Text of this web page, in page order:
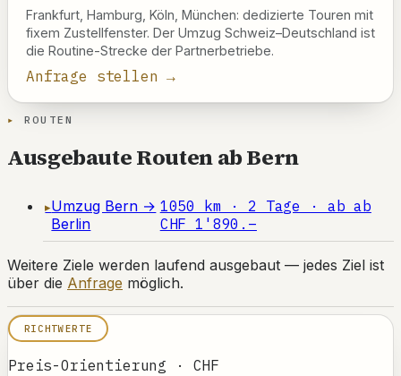
Frankfurt, Hamburg, Köln, München: dedizierte Touren mit
fixem Zustellfenster. Der Umzug Schweiz–Deutschland ist
die Routine-Strecke der Partnerbetriebe.
Anfrage stellen →
ROUTEN
Ausgebaute Routen ab Bern
Umzug Bern →
Berlin
1050 km · 2 Tage · ab ab
CHF 1'890.–
Weitere Ziele werden laufend ausgebaut — jedes Ziel ist
über die Anfrage möglich.
RICHTWERTE
Preis-Orientierung · CHF